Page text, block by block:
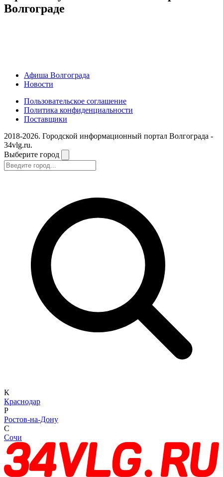
Волгограде
Афиша Волгограда
Новости
Пользовательское соглашение
Политика конфиденциальности
Поставщики
2018-2026. Городской информационный портал Волгограда -
34vlg.ru.
Выберите город
К
Краснодар
Р
Ростов-на-Дону
С
Сочи